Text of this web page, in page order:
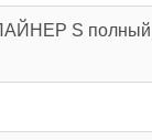
S полный